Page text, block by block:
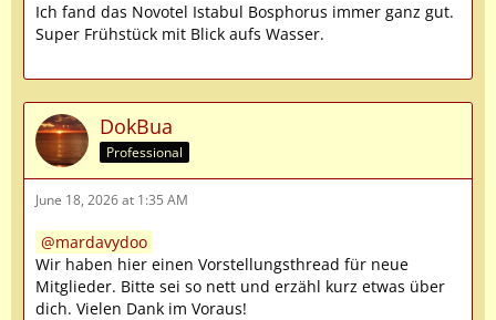
Ich fand das Novotel Istabul Bosphorus immer ganz gut.
Super Frühstück mit Blick aufs Wasser.
DokBua
Professional
June 18, 2026 at 1:35 AM
mardavydoo
Wir haben hier einen Vorstellungsthread für neue
Mitglieder. Bitte sei so nett und erzähl kurz etwas über
dich. Vielen Dank im Voraus!